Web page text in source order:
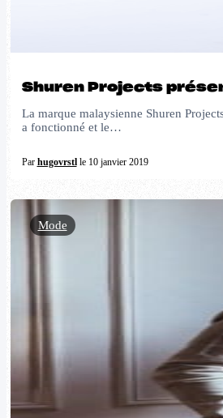
Shuren Projects
La marque malaysienne Shuren
a fonctionné et le…
Par hugovrstlle 10 janvier 2019
Mode